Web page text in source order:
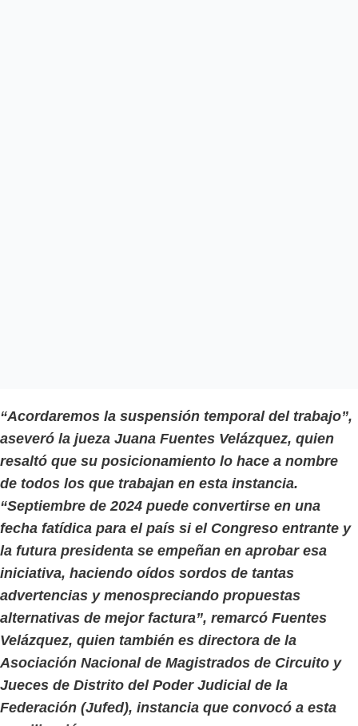
“Acordaremos la suspensión temporal del trabajo”,
aseveró la jueza Juana Fuentes Velázquez, quien
resaltó que su posicionamiento lo hace a nombre
de todos los que trabajan en esta instancia.
“Septiembre de 2024 puede convertirse en una
fecha fatídica para el país si el Congreso entrante y
la futura presidenta se empeñan en aprobar esa
iniciativa, haciendo oídos sordos de tantas
advertencias y menospreciando propuestas
alternativas de mejor factura”, remarcó Fuentes
Velázquez, quien también es directora de la
Asociación Nacional de Magistrados de Circuito y
Jueces de Distrito del Poder Judicial de la
Federación (Jufed), instancia que convocó a esta